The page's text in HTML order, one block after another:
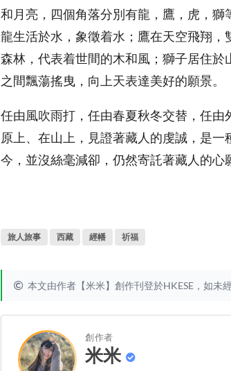
和月亮，四個角落分別有龍，鷹，虎，獅
龍生活於水，象徵着水；鷹在天空飛翔
森林，代表着世間的木和風；獅子居住
之間飄蕩搖曳，向上天表達美好的願景。
任由風吹雨打，任由春夏秋冬交替，任
原上、在山上，見證著藏人的虔誠，是
今，並沒絲毫減卻，仍然寄託著藏人的心
旅人旅事 西藏 經幡 祈福
本文由作者【米米】創作刊登於HKESE，如未
創作者
米米